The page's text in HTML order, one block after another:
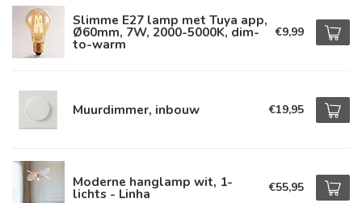
Slimme E27 lamp met Tuya app,
Ø60mm, 7W, 2000-5000K, dim-
to-warm
€9,99
Muurdimmer, inbouw €19,95
Moderne hanglamp wit, 1-
lichts - Linha €55,95